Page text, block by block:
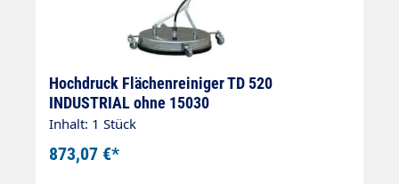
Hochdruck Flächenreiniger TD 520
INDUSTRIAL ohne 15030
Inhalt: 1 Stück
873,07 €*